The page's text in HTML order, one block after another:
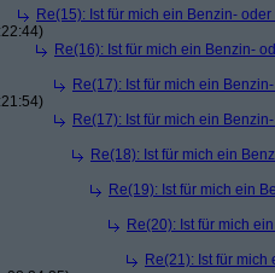
Re(15): Ist für mich ein Benzin-
Re(16): Ist für mich ein Benzin-
Re(17): Ist für mich ein
Re(17): Ist für mich ein
Re(18): Ist für mich ein
Re(19): Ist für mich ein
Re(20): Ist für mich
Re(21): Ist für